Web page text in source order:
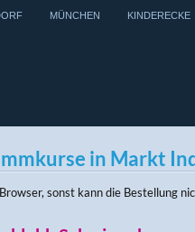
MÜNCHEN KINDERECKE
in Markt
sonst kann die Bestellung